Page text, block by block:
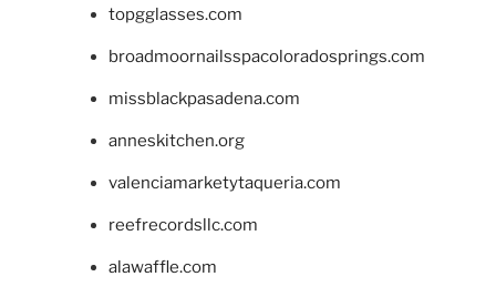
topgglasses.com
broadmoornailsspacoloradosprings.com
missblackpasadena.com
anneskitchen.org
valenciamarketytaqueria.com
reefrecordsllc.com
alawaffle.com